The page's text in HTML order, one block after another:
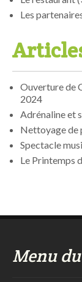
Les
Ouverture de
2024
Adrénaline et
Nettoyage de
Spectacle
Le Printemps
Menu